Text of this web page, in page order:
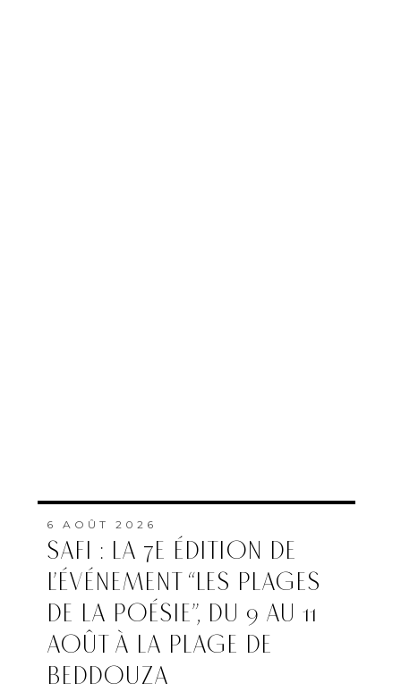
6 AOÛT 2026
SAFI : LA 7E ÉDITION DE
L’ÉVÉNEMENT “LES PLAGES
DE LA POÉSIE”, DU 9 AU 11
AOÛT À LA PLAGE DE
BEDDOUZA